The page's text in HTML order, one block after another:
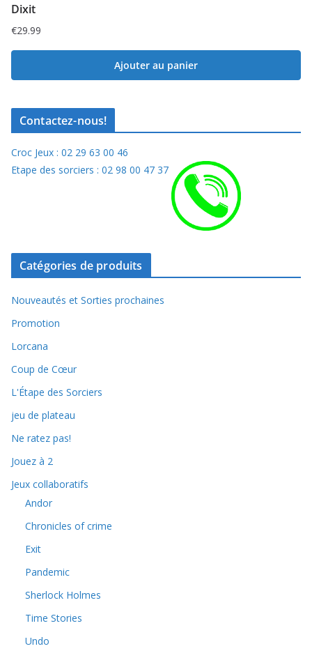
Dixit
€29.99
Ajouter au panier
Contactez-nous!
Croc Jeux : 02 29 63 00 46
Etape des sorciers : 02 98 00 47 37
Catégories de produits
Nouveautés et Sorties prochaines
Promotion
Lorcana
Coup de Cœur
L'Étape des Sorciers
jeu de plateau
Ne ratez pas!
Jouez à 2
Jeux collaboratifs
Andor
Chronicles of crime
Exit
Pandemic
Sherlock Holmes
Time Stories
Undo